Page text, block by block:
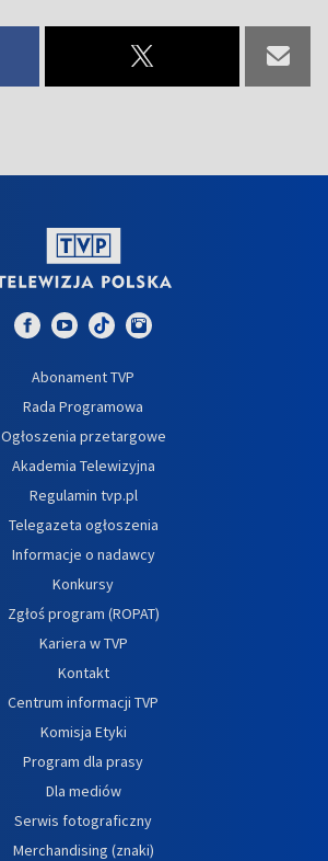
Abonament TVP
Rada Programowa
Ogłoszenia przetargowe
Akademia Telewizyjna
Regulamin tvp.pl
Telegazeta ogłoszenia
Informacje o nadawcy
Konkursy
Zgłoś program (ROPAT)
Kariera w TVP
Kontakt
Centrum informacji TVP
Komisja Etyki
Program dla prasy
Dla mediów
Serwis fotograficzny
Merchandising (znaki)